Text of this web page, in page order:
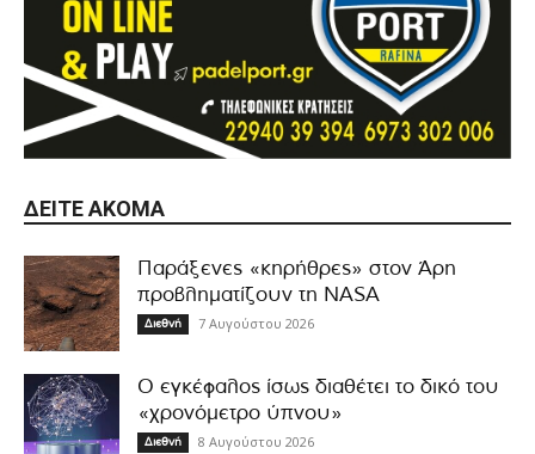
ΔΕΊΤΕ ΑΚΌΜΑ
Παράξενες «κηρήθρες» στον Άρη
προβληματίζουν τη NASA
Διεθνή 7 Αυγούστου 2026
Ο εγκέφαλος ίσως διαθέτει το δικό του
«χρονόμετρο ύπνου»
Διεθνή 8 Αυγούστου 2026